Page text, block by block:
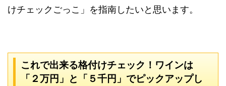
けチェックごっこ」を指南したいと思います。
これで出来る格付けチェック！ワインは
「２万円」と「５千円」でピックアップし